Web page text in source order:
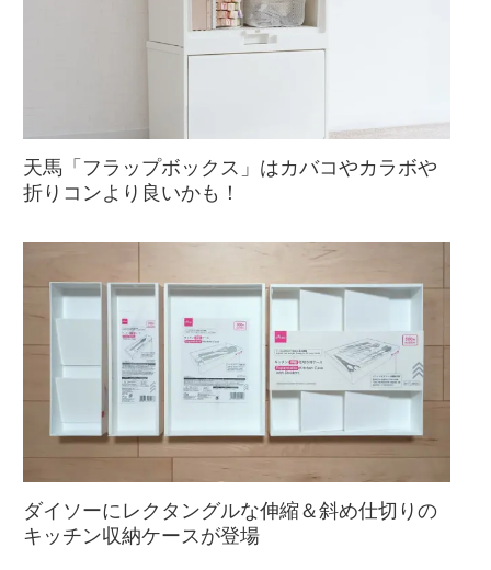
天馬「フラップボックス」はカバコやカラボや
折りコンより良いかも！
ダイソーにレクタングルな伸縮＆斜め仕切りの
キッチン収納ケースが登場